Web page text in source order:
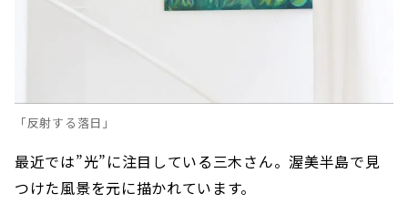
「反射する落日」
最近では”光”に注目している三木さん。渥美半島で見
つけた風景を元に描かれています。